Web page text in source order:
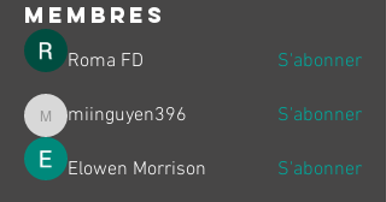
membres
Roma FD S'abonner
miinguyen396
miinguyen396 S'abonner
Elowen Morrison S'abonner